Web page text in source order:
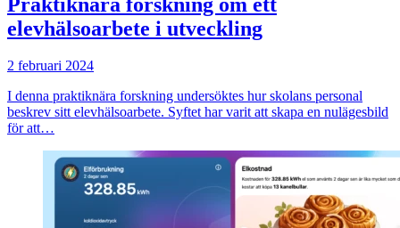
elevhälsoarbete i utveckling
2 februari 2024
I denna praktiknära forskning undersöktes hur skolans personal
beskrev sitt elevhälsoarbete. Syftet har varit att skapa en nulägesbild
för att…